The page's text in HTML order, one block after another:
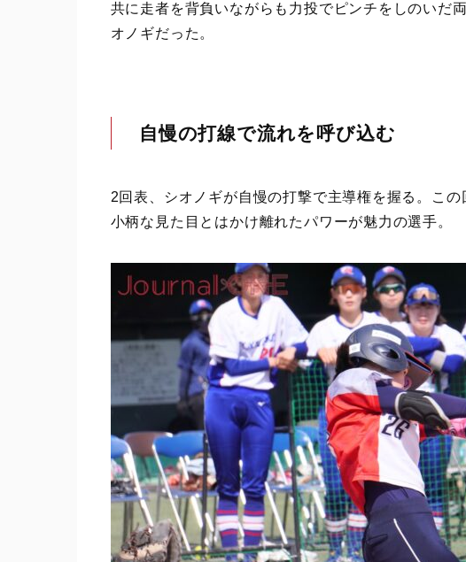
共に走者を背負いながらも力投でピンチをしのいだ
オノギだった。
自慢の打線で流れを呼び込む
2回表、シオノギが自慢の打撃で主導権を握る。こ
小柄な見た目とはかけ離れたパワーが魅力の選手。